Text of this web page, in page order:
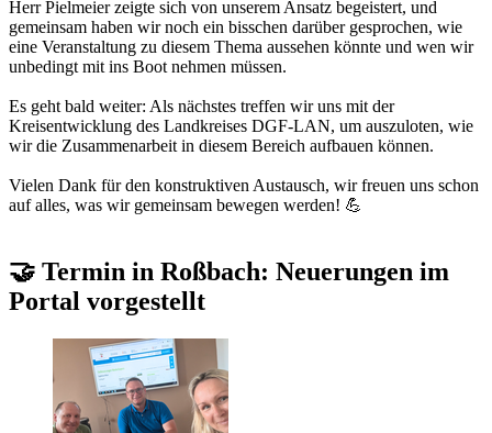
Herr Pielmeier zeigte sich von unserem Ansatz begeistert, und
gemeinsam haben wir noch ein bisschen darüber gesprochen, wie
eine Veranstaltung zu diesem Thema aussehen könnte und wen wir
unbedingt mit ins Boot nehmen müssen.
Es geht bald weiter: Als nächstes treffen wir uns mit der
Kreisentwicklung des Landkreises DGF-LAN, um auszuloten, wie
wir die Zusammenarbeit in diesem Bereich aufbauen können.
Vielen Dank für den konstruktiven Austausch, wir freuen uns schon
auf alles, was wir gemeinsam bewegen werden! 💪
🤝 Termin in Roßbach: Neuerungen im
Portal vorgestellt